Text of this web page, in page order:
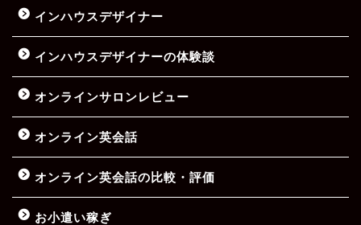
インハウスデザイナー
インハウスデザイナーの体験談
オンラインサロンレビュー
オンライン英会話
オンライン英会話の比較・評価
お小遣い稼ぎ